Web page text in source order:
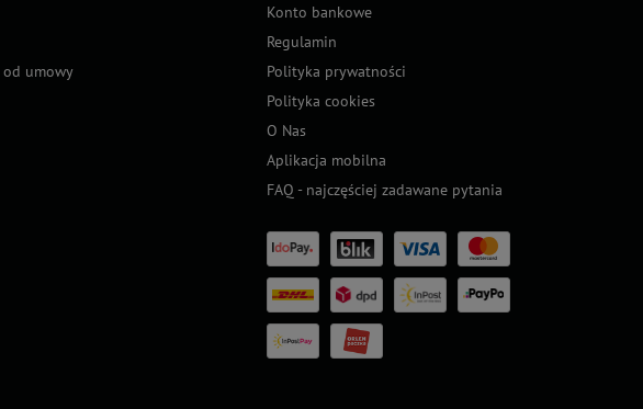
od umowy
Konto bankowe
Regulamin
Polityka prywatności
Polityka cookies
O Nas
Aplikacja mobilna
FAQ - najczęściej zadawane pytania